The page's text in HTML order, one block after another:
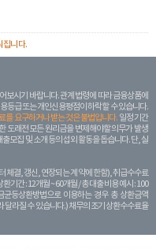
집니다.
보시기 바랍니다. 관계 법령에 따라 금융상품에
등급 또는 개인신용평점이 하락할 수 있습니다.
를 요구하거나 받는 것은 불법입니다. 일정 기간
도래전 모든 원리금을 변제해야할 의무가 발생
모집 및 소개 등의 섭외 활동을 돕습니다. 단, 실
체결, 갱신, 연장되는 계 약에 한함), 취급수수료
기간 : 12개월 ~ 60개월 / 총 대출 비용 예시 : 100
등상환방법으로 이용하는 경우 총 상환금액
달라질 수 있습니다.) 채무의 조기 상환수수료율